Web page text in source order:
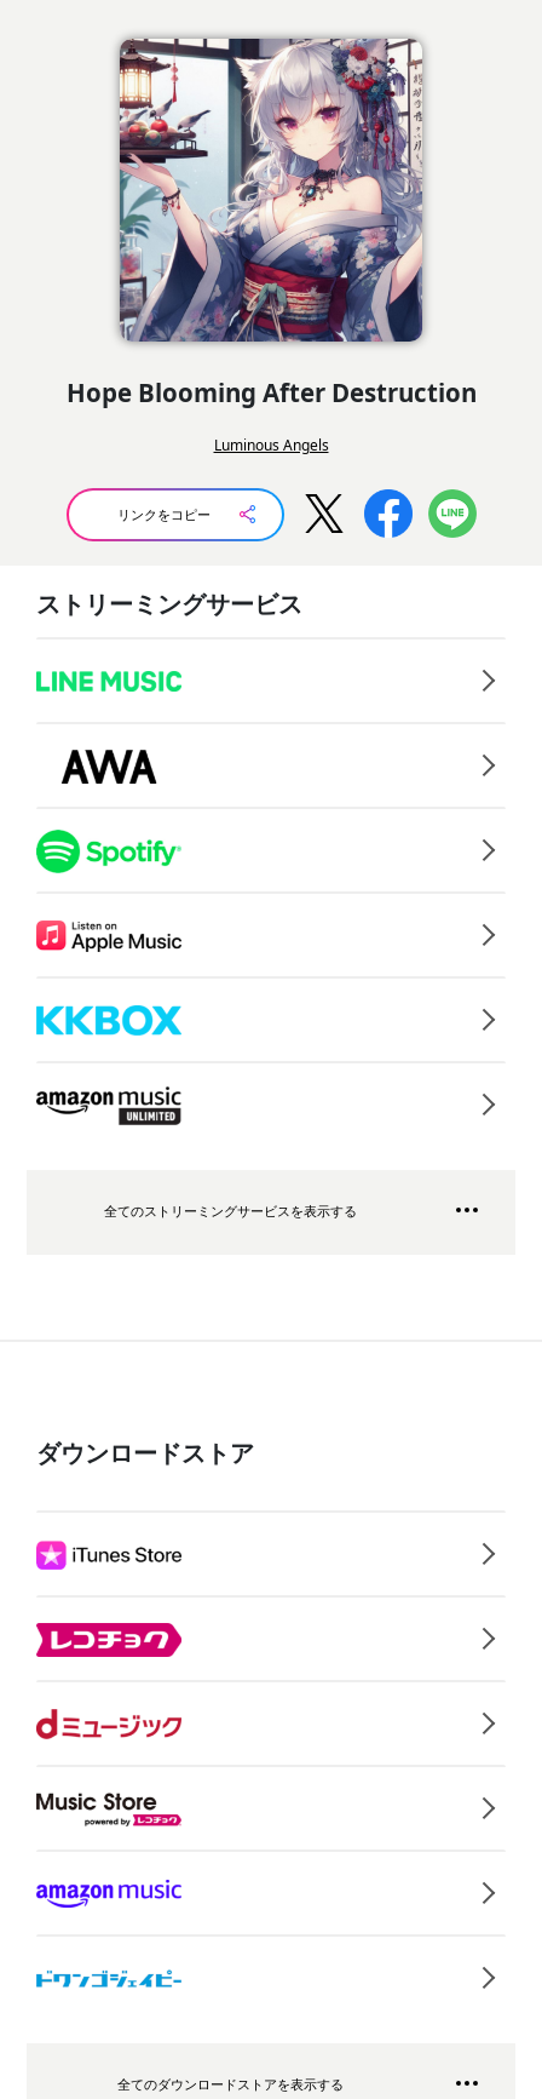
Hope Blooming After Destruction
Luminous Angels
リンクをコピー
ストリーミングサービス
全てのストリーミングサービスを表示する
ダウンロードストア
全てのダウンロードストアを表示する